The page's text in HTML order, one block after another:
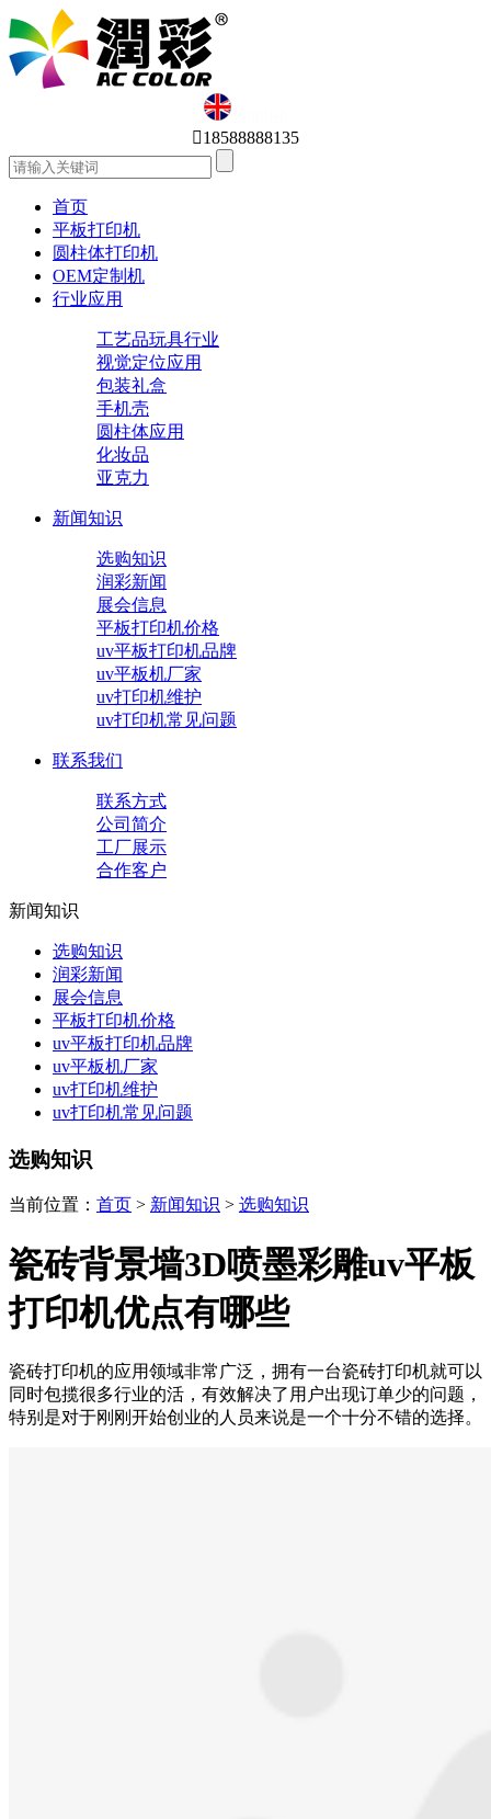
English
18588888135
首页
平板打印机
圆柱体打印机
OEM定制机
行业应用
工艺品玩具行业
视觉定位应用
包装礼盒
手机壳
圆柱体应用
化妆品
亚克力
新闻知识
选购知识
润彩新闻
展会信息
平板打印机价格
uv平板打印机品牌
uv平板机厂家
uv打印机维护
uv打印机常见问题
联系我们
联系方式
公司简介
工厂展示
合作客户
新闻知识
选购知识
润彩新闻
展会信息
平板打印机价格
uv平板打印机品牌
uv平板机厂家
uv打印机维护
uv打印机常见问题
选购知识
当前位置： 首页 > 新闻知识 > 选购知识
瓷砖背景墙3D喷墨彩雕uv平板
打印机优点有哪些
瓷砖打印机的应用领域非常广泛，拥有一台瓷砖打印机就可以
同时包揽很多行业的活，有效解决了用户出现订单少的问题，
特别是对于刚刚开始创业的人员来说是一个十分不错的选择。